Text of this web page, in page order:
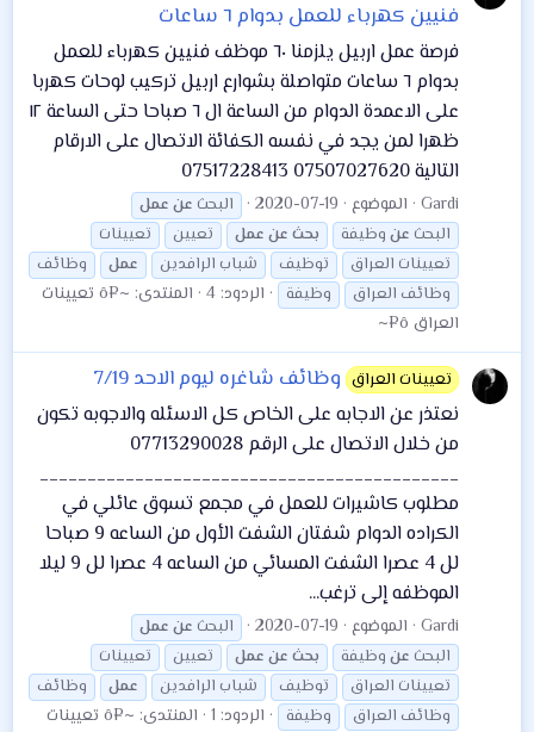
فنيين كهرباء للعمل بدوام ٦ ساعات
فرصة عمل اربيل يلزمنا ٦٠ موظف فنيين كهرباء للعمل
بدوام ٦ ساعات متواصلة بشوارع اربيل تركيب لوحات كهربا
على الاعمدة الدوام من الساعة ال ٦ صباحا حتى الساعة ١٢
ظهرا لمن يجد في نفسه الكفائة الاتصال على الارقام
التالية 07507027620 07517228413
Gardi الموضوع 2020-07-19 البحث عن عمل
البحث عن وظيفة بحث عن عمل تعيين
تعيينات
تعيينات العراق
توظيف شباب الرافدين عمل
وظائف
وظائف العراق
وظيفة الردود: 4 المنتدى:
~¤ô تعيينات
العراق ô¤~
تعيينات العراق وظائف شاغره ليوم الاحد 7/19
نعتذر عن الاجابه على الخاص كل الاسئله والاجوبه تكون
من خلال الاتصال على الرقم 07713290028
____________________________________________
مطلوب كاشيرات للعمل في مجمع تسوق عائلي في
الكراده الدوام شفتان الشفت الأول من الساعه 9 صباحا
لل 4 عصرا الشفت المسائي من الساعه 4 عصرا لل 9 ليلا
الموظفه إلى ترغب...
Gardi الموضوع 2020-07-19 البحث عن عمل
البحث عن وظيفة بحث عن عمل تعيين
تعيينات
تعيينات العراق
توظيف شباب الرافدين عمل
وظائف
وظائف العراق
وظيفة الردود: 1 المنتدى:
~¤ô تعيينات